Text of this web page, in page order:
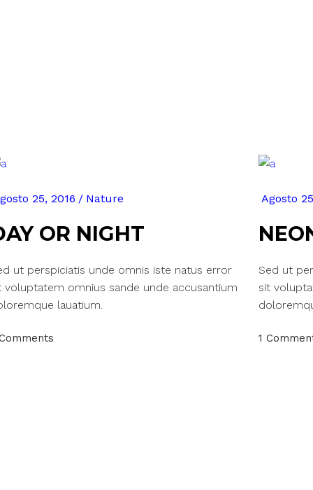
25, 2016 Nature
OR NIGHT
ut perspiciatis unde omnis iste natus error
voluptatem omnius sande unde accusantium
lauatium.
Agosto
Sed ut
sit
1